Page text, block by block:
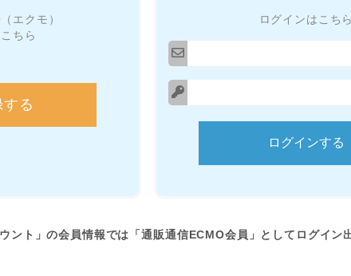
エクモ）
ちら
る
ログインはこちら
ント」の会員情報では「通販通信ECMO会員」としてログイン